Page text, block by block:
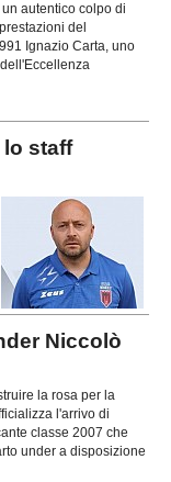
un autentico colpo di
del
Ignazio Carta, uno
lo staff
Niccolò
la rosa per la
l'arrivo di
classe 2007 che
under a disposizione